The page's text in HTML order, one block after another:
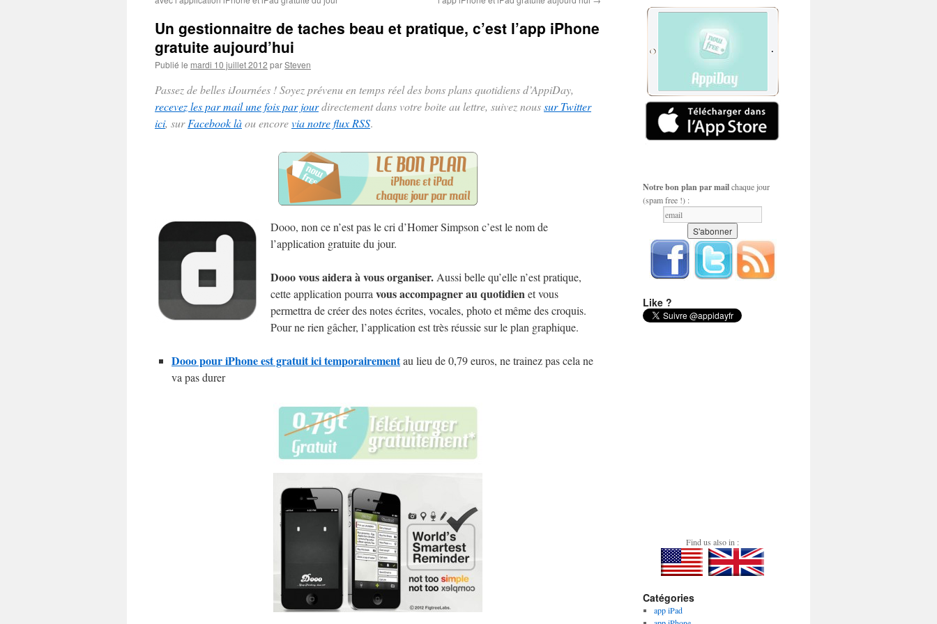
Un gestionnaitre de taches beau et pratique, c’est l’app iPhone
gratuite aujourd’hui
Publié le mardi 10 juillet 2012 parSteven
Passez de belles iJournées ! Soyez prévenu en temps réel des bons plans quotidiens d’AppiDay,
recevez les par mail une fois par jourdirectement dans votre boite au lettre, suivez noussur Twitter
ici, surFacebook làou encorevia notre flux RSS.
Dooo, non ce n’est pas le cri d’Homer Simpson c’est le nom de
l’application gratuite du jour.
Dooo vous aidera à vous organiser. Aussi belle qu’elle n’est pratique,
cette application pourra vous accompagner au quotidienet vous
permettra de créer des notes écrites, vocales, photo et même des croquis.
Pour ne rien gâcher, l’application est très réussie sur le plan graphique.
Dooo pour iPhone est gratuit ici temporairementau lieu de 0,79 euros, ne trainez pas cela ne
va pas durer
Notre bon plan par mailchaque jour
(spam free !) :
Like ?
Find us also in :
Catégories
app iPad